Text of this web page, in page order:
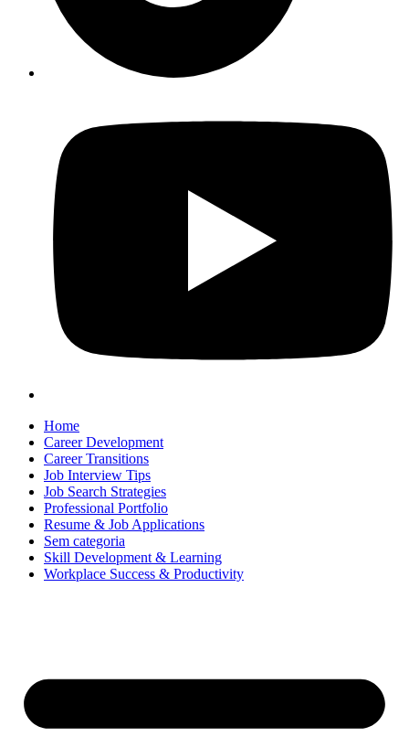
Home
Career Development
Career Transitions
Job Interview Tips
Job Search Strategies
Professional Portfolio
Resume & Job Applications
Sem categoria
Skill Development & Learning
Workplace Success & Productivity